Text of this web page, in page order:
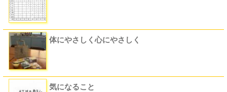
体にやさしく心にやさしく
気になること